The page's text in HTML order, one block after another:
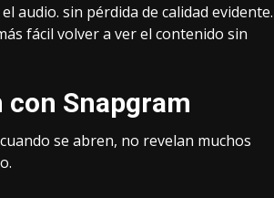
audio. sin pérdida de calidad evidente.
fácil volver a ver el contenido sin
Snapgram
se abren, no revelan muchos